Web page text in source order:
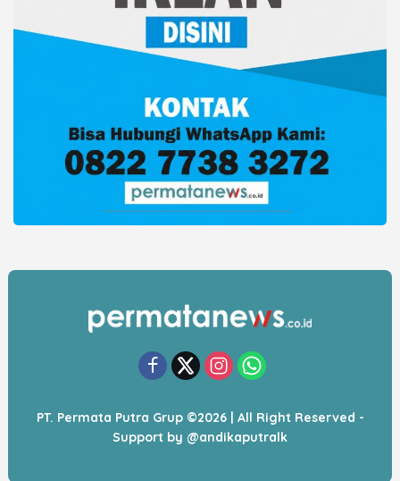
PT. Permata Putra Grup ©2026 | All Right Reserved -
Support by @andikaputralk